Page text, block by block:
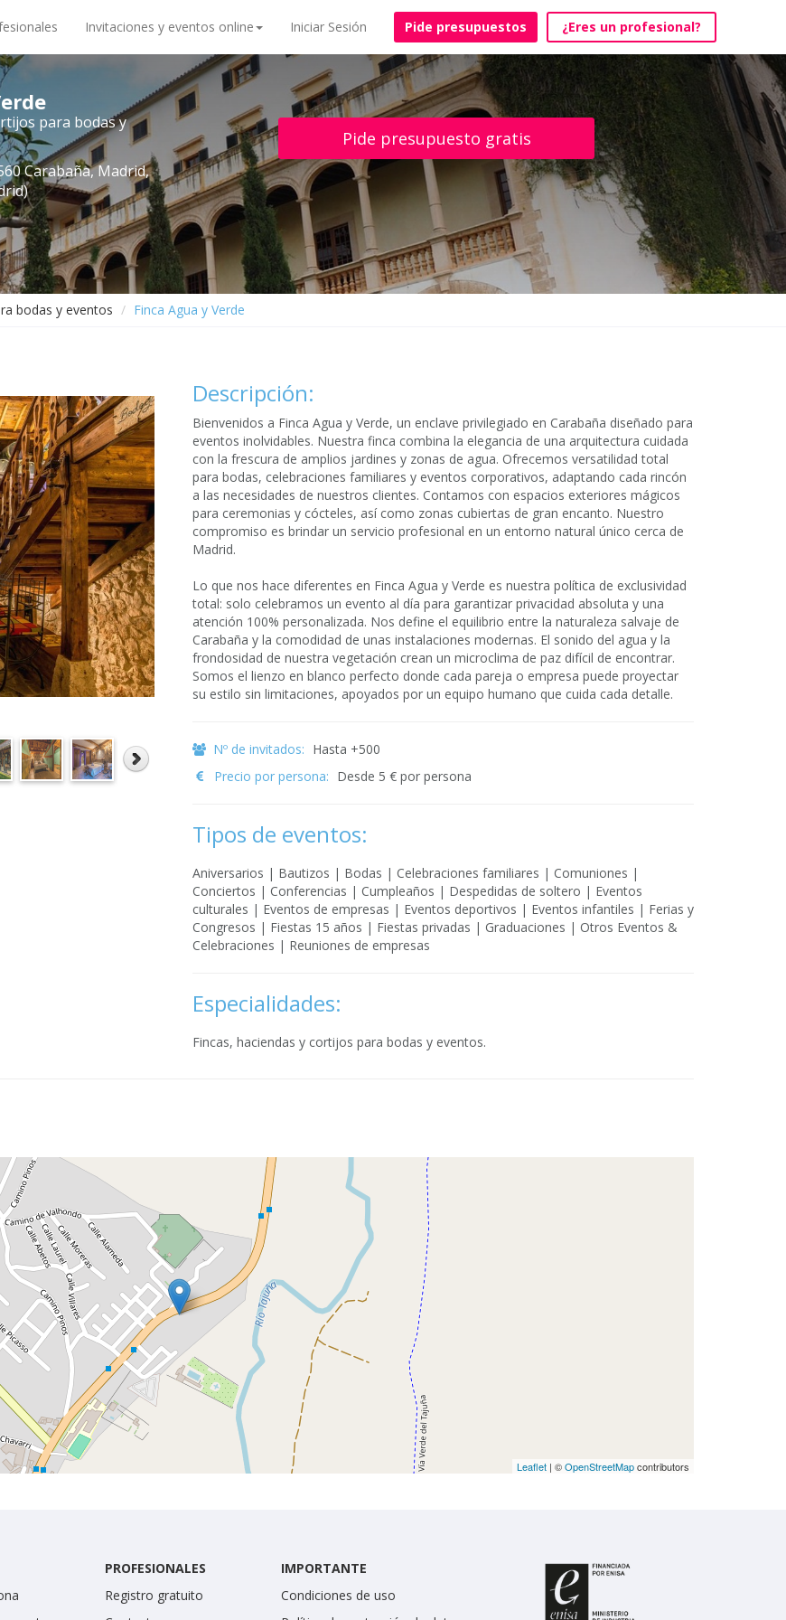
Invitaciones y eventos online Iniciar Sesión Pide presupuestos ¿Eres un profesional?
para bodas y
Carabaña, Madrid,
Pide presupuesto gratis
bodas y eventos Finca Agua y Verde
Descripción:
Bienvenidos a Finca Agua y Verde, un enclave privilegiado en Carabaña diseñado para
eventos inolvidables. Nuestra finca combina la elegancia de una arquitectura cuidada
con la frescura de amplios jardines y zonas de agua. Ofrecemos versatilidad total
para bodas, celebraciones familiares y eventos corporativos, adaptando cada rincón
a las necesidades de nuestros clientes. Contamos con espacios exteriores mágicos
para ceremonias y cócteles, así como zonas cubiertas de gran encanto. Nuestro
compromiso es brindar un servicio profesional en un entorno natural único cerca de
Madrid.
Lo que nos hace diferentes en Finca Agua y Verde es nuestra política de exclusividad
total: solo celebramos un evento al día para garantizar privacidad absoluta y una
atención 100% personalizada. Nos define el equilibrio entre la naturaleza salvaje de
Carabaña y la comodidad de unas instalaciones modernas. El sonido del agua y la
frondosidad de nuestra vegetación crean un microclima de paz difícil de encontrar.
Somos el lienzo en blanco perfecto donde cada pareja o empresa puede proyectar
su estilo sin limitaciones, apoyados por un equipo humano que cuida cada detalle.
Nº de invitados: Hasta +500
Precio por persona: Desde 5 € por persona
Tipos de eventos:
Aniversarios | Bautizos | Bodas | Celebraciones familiares | Comuniones |
Conciertos | Conferencias | Cumpleaños | Despedidas de soltero | Eventos
culturales | Eventos de empresas | Eventos deportivos | Eventos infantiles | Ferias y
Congresos | Fiestas 15 años | Fiestas privadas | Graduaciones | Otros Eventos &
Celebraciones | Reuniones de empresas
Especialidades:
Fincas, haciendas y cortijos para bodas y eventos.
Leaflet | ©OpenStreetMapcontributors
PROFESIONALES
Registro gratuito
IMPORTANTE
Condiciones de uso